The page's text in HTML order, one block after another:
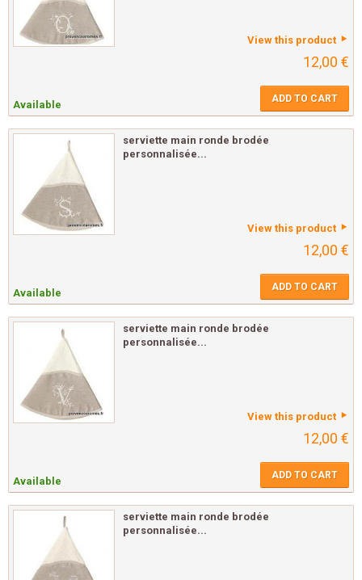
View this product
12,00 €
Available ADD TO CART
serviette main ronde brodée
personnalisée...
View this product
12,00 €
Available ADD TO CART
serviette main ronde brodée
personnalisée...
View this product
12,00 €
Available ADD TO CART
serviette main ronde brodée
personnalisée...